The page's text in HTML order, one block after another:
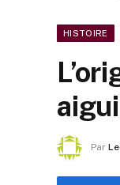
HISTOIRE
Par